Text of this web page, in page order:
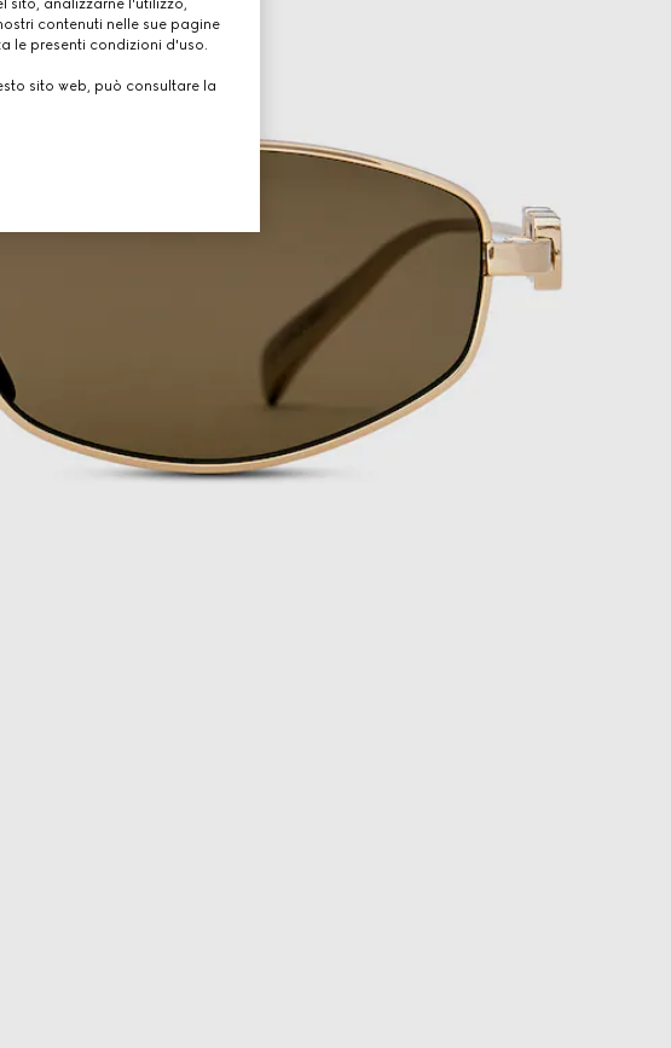
sito, analizzarne l'utilizzo,
contenuti nelle sue pagine
le presenti condizioni d'uso.
sito web, può consultare la